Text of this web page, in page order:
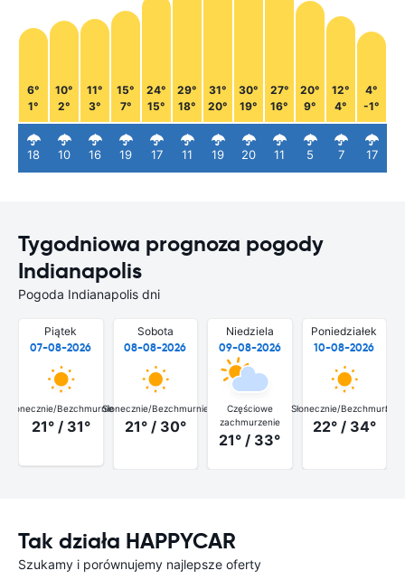
6°
1°
18
10°
2°
10
11°
3°
16
15°
7°
19
24°
15°
17
29°
18°
11
31°
20°
19
30°
19°
20
27°
16°
11
20°
9°
5
12°
4°
7
4°
-1°
17
Tygodniowa prognoza pogody
Indianapolis
Pogoda Indianapolis dni
Piątek
07-08-2026
Słonecznie/Bezchmurnie
21° / 31°
Sobota
08-08-2026
Słonecznie/Bezchmurnie
21° / 30°
Niedziela
09-08-2026
Częściowe
zachmurzenie
21° / 33°
Poniedziałek
10-08-2026
Słonecznie/Bezchmurnie
22° / 34°
Tak działa HAPPYCAR
Szukamy i porównujemy najlepsze oferty